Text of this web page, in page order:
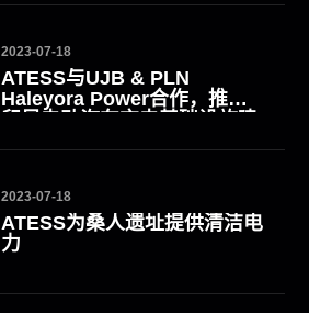
2023-07-18
ATESS与UJB & PLN
Haleyora Power合作，推动
2023-07-18
ATESS为桑人遗址提供清洁电
力